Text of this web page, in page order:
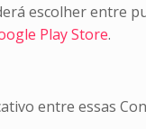
escolher entre
Play Store.
entre essas